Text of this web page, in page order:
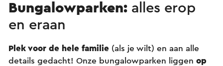
Bungalowparken: alles erop
en eraan
Plek voor de hele familie (als je wilt) en aan alle
details gedacht! Onze bungalowparken liggen op